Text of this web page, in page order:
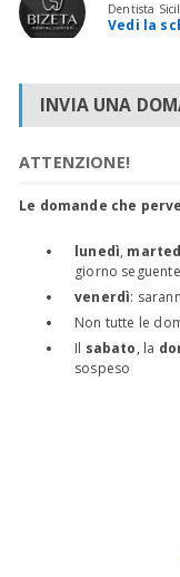
Dentista
Vedi la
INVIA UNA
ATTENZIONE!
Le domande che
lunedì,
giorno
venerdì:
Non tutte le
Il sabato, la
sospeso